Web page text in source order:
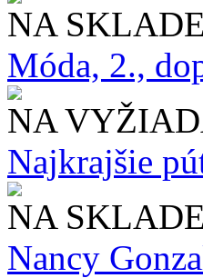
NA SKLADE
Móda, 2.,
NA
Najkrajšie
NA SKLADE
Nancy